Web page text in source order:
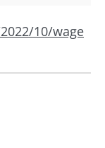
10/wage